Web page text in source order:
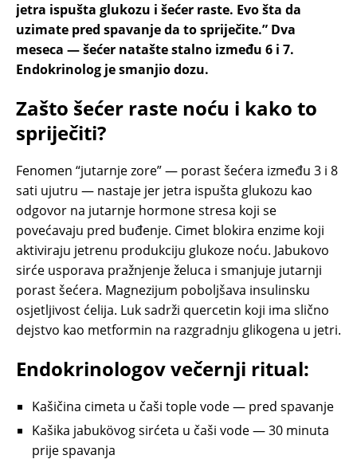
jetra ispušta glukozu i šećer raste. Evo šta da
uzimate pred spavanje da to spriječite.” Dva
meseca — šećer natašte stalno između 6 i 7.
Endokrinolog je smanjio dozu.
Zašto šećer raste noću i kako to
spriječiti?
Fenomen “jutarnje zore” — porast šećera između 3 i 8
sati ujutru — nastaje jer jetra ispušta glukozu kao
odgovor na jutarnje hormone stresa koji se
povećavaju pred buđenje. Cimet blokira enzime koji
aktiviraju jetrenu produkciju glukoze noću. Jabukovo
sirće usporava pražnjenje želuca i smanjuje jutarnji
porast šećera. Magnezijum poboljšava insulinsku
osjetljivost ćelija. Luk sadrži quercetin koji ima slično
dejstvo kao metformin na razgradnju glikogena u jetri.
Endokrinologov večernji ritual:
Kašičina cimeta u čaši tople vode — pred spavanje
Kašika jabukövog sirćeta u čaši vode — 30 minuta
prije spavanja